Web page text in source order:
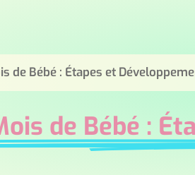
de Bébé : Étapes et
de Bébé :